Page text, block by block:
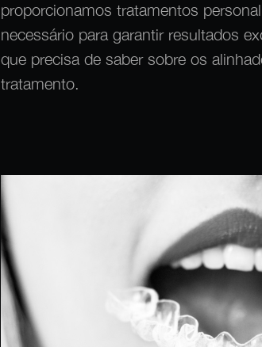
proporcionamos tratamentos
necessário para garantir resultados
que precisa de saber sobre os
tratamento.